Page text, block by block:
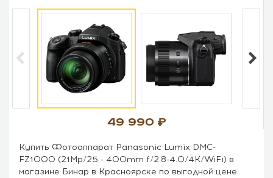
49 990
Купить Фотоаппарат Panasonic Lumix DMC-
FZ1000 (21Mp/25 - 400mm f/2.8-4.0/4K/WiFi) в
магазине Бинар в Красноярске по выгодной цене